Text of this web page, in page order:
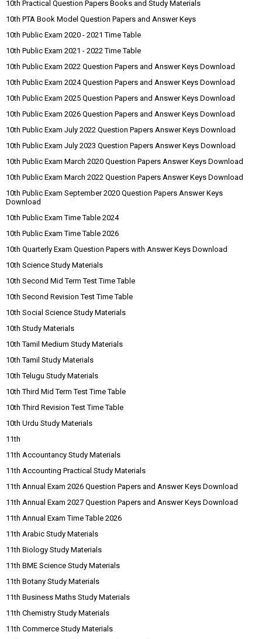
10th Practical Question Papers Books and Study Materials
10th PTA Book Model Question Papers and Answer Keys
10th Public Exam 2020 - 2021 Time Table
10th Public Exam 2021 - 2022 Time Table
10th Public Exam 2022 Question Papers and Answer Keys Download
10th Public Exam 2024 Question Papers and Answer Keys Download
10th Public Exam 2025 Question Papers and Answer Keys Download
10th Public Exam 2026 Question Papers and Answer Keys Download
10th Public Exam July 2022 Question Papers Answer Keys Download
10th Public Exam July 2023 Question Papers Answer Keys Download
10th Public Exam March 2020 Question Papers Answer Keys Download
10th Public Exam March 2022 Question Papers Answer Keys Download
10th Public Exam September 2020 Question Papers Answer Keys
Download
10th Public Exam Time Table 2024
10th Public Exam Time Table 2026
10th Quarterly Exam Question Papers with Answer Keys Download
10th Science Study Materials
10th Second Mid Term Test Time Table
10th Second Revision Test Time Table
10th Social Science Study Materials
10th Study Materials
10th Tamil Medium Study Materials
10th Tamil Study Materials
10th Telugu Study Materials
10th Third Mid Term Test Time Table
10th Third Revision Test Time Table
10th Urdu Study Materials
11th
11th Accountancy Study Materials
11th Accounting Practical Study Materials
11th Annual Exam 2026 Question Papers and Answer Keys Download
11th Annual Exam 2027 Question Papers and Answer Keys Download
11th Annual Exam Time Table 2026
11th Arabic Study Materials
11th Biology Study Materials
11th BME Science Study Materials
11th Botany Study Materials
11th Business Maths Study Materials
11th Chemistry Study Materials
11th Commerce Study Materials